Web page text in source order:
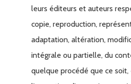
leurs éditeurs et auteurs
copie, reproduction,
adaptation, altération,
intégrale ou partielle, du
quelque procédé que ce